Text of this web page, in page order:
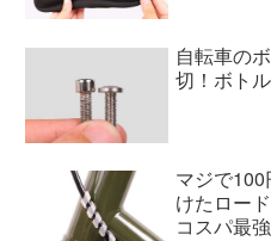
自転車の
切！ボト
マジで
けたロー
コスパ最